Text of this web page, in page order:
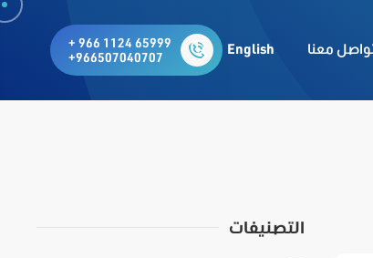
معنا English
+ 966 1124 65999
+966507040707
التصنيفات